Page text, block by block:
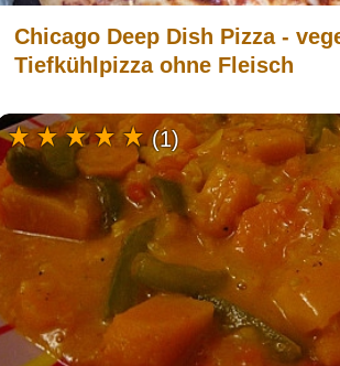
Chicago Deep Dish Pizza -
Tiefkühlpizza ohne Fleisch
(1)